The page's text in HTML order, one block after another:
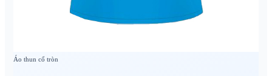
Áo thun cổ tròn